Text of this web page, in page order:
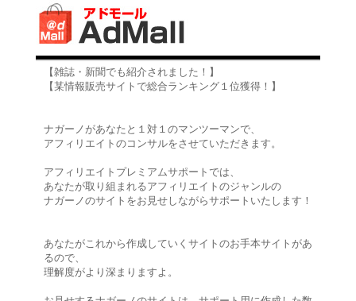
【雑誌・新聞でも紹介されました！】
【某情報販売サイトで総合ランキング１位獲得！】
ナガーノがあなたと１対１のマンツーマンで、
アフィリエイトのコンサルをさせていただきます。
アフィリエイトプレミアムサポートでは、
あなたが取り組まれるアフィリエイトのジャンルの
ナガーノのサイトをお見せしながらサポートいたします！
あなたがこれから作成していくサイトのお手本サイトがあ
るので、
理解度がより深まりますよ。